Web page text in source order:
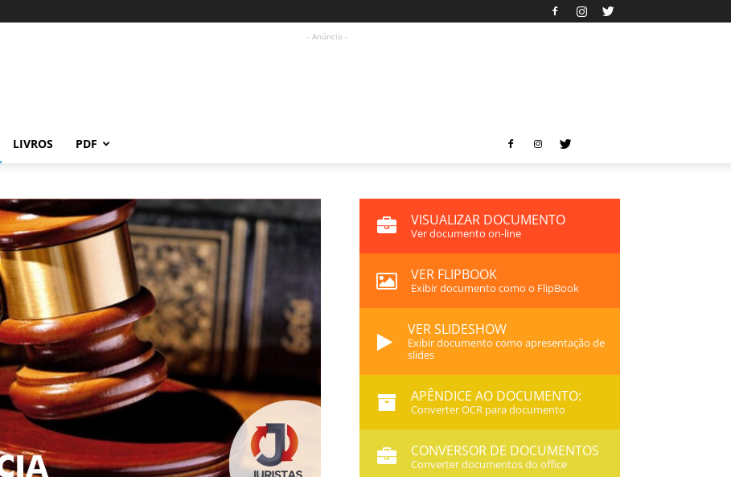
- Anúncio -
LIVROS PDF
VISUALIZAR DOCUMENTO
Ver documento on-line
VER FLIPBOOK
Exibir documento como o FlipBook
VER SLIDESHOW
Exibir documento como apresentação de
slides
APÊNDICE AO DOCUMENTO:
Converter OCR para documento
CONVERSOR DE DOCUMENTOS
Converter documentos do office